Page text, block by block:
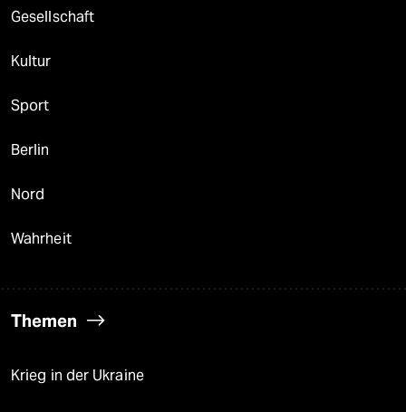
Gesellschaft
Kultur
Sport
Berlin
Nord
Wahrheit
Themen
Krieg in der Ukraine